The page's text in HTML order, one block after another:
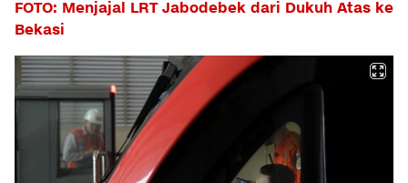
FOTO: Menjajal LRT Jabodebek dari Dukuh Atas ke
Bekasi